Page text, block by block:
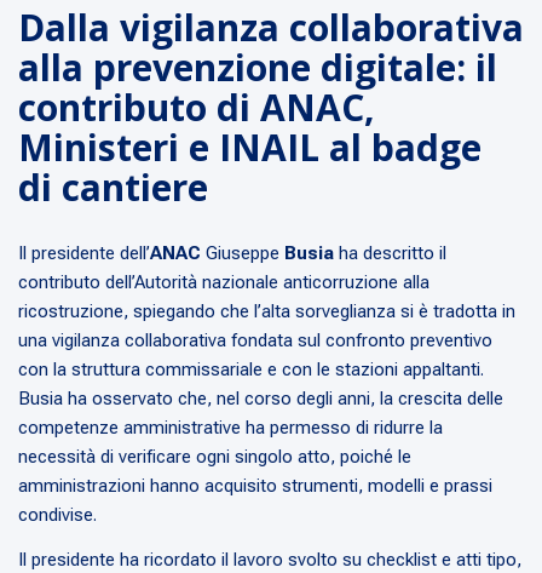
Dalla vigilanza collaborativa
alla prevenzione digitale: il
contributo di ANAC,
Ministeri e INAIL al badge
di cantiere
Il presidente dell’ANAC Giuseppe Busia ha descritto il
contributo dell’Autorità nazionale anticorruzione alla
ricostruzione, spiegando che l’alta sorveglianza si è tradotta in
una vigilanza collaborativa fondata sul confronto preventivo
con la struttura commissariale e con le stazioni appaltanti.
Busia ha osservato che, nel corso degli anni, la crescita delle
competenze amministrative ha permesso di ridurre la
necessità di verificare ogni singolo atto, poiché le
amministrazioni hanno acquisito strumenti, modelli e prassi
condivise.
Il presidente ha ricordato il lavoro svolto su checklist e atti tipo,